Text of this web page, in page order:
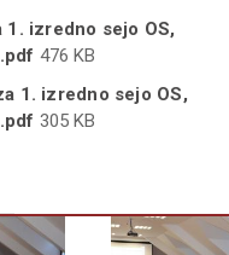
1. izredno sejo OS,
476 KB
1. izredno sejo OS,
305 KB